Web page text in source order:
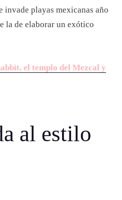
invade playas mexicanas año
la de elaborar un exótico
el templo del Mezcal y
al estilo